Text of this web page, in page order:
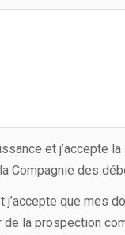
et j’accepte
Compagnie des
j’accepte que mes
la prospection